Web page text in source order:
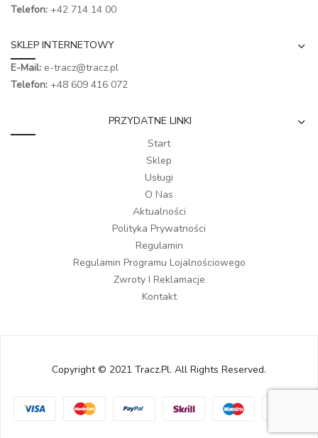
Telefon: +42 714 14 00
SKLEP INTERNETOWY
E-Mail: e-tracz@tracz.pl
Telefon: +48 609 416 072
PRZYDATNE LINKI
Start
Sklep
Usługi
O Nas
Aktualności
Polityka Prywatności
Regulamin
Regulamin Programu Lojalnościowego
Zwroty I Reklamacje
Kontakt
Copyright © 2021 Tracz.pl. All Rights Reserved.